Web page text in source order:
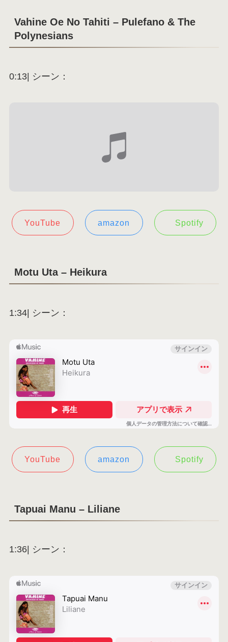
Vahine Oe No Tahiti – Pulefano & The
Polynesians
0:13| シーン：
YouTube amazon Spotify
Motu Uta – Heikura
1:34| シーン：
YouTube amazon Spotify
Tapuai Manu – Liliane
1:36| シーン：